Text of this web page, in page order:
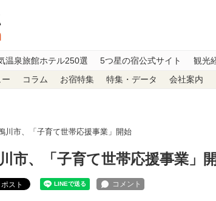
温泉旅館ホテル250選 5つ星の宿公式サイト 観光
コラム お宿特集 特集・データ 会社案内
川市、「子育て世帯応援事業」開始
市、「子育て世帯応援事業」
ポスト